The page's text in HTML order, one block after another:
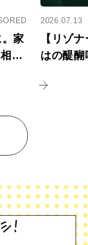
家
続
2026.07.13
【リゾ
はの醍